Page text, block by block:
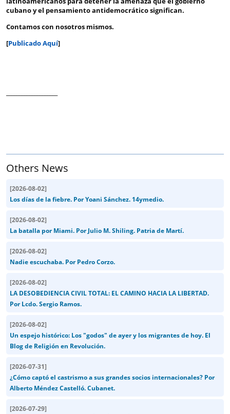
cubano y el pensamiento antidemocrático significan.
Contamos con nosotros mismos.
[Publicado Aquí]
Others News
[2026-08-02]
Los días de la fiebre. Por Yoani Sánchez. 14ymedio.
[2026-08-02]
La batalla por Miami. Por Julio M. Shiling. Patria de Martí.
[2026-08-02]
Nadie escuchaba. Por Pedro Corzo.
[2026-08-02]
LA DESOBEDIENCIA CIVIL TOTAL: EL CAMINO HACIA LA LIBERTAD.
Por Lcdo. Sergio Ramos.
[2026-08-02]
Un espejo histórico: Los "godos" de ayer y los migrantes de hoy. El
Blog de Religión en Revolución.
[2026-07-31]
¿Cómo captó el castrismo a sus grandes socios internacionales? Por
Alberto Méndez Castelló. Cubanet.
[2026-07-29]